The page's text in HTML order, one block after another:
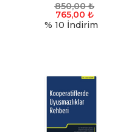
850,00₺
765,00 ₺
% 10 İndirim